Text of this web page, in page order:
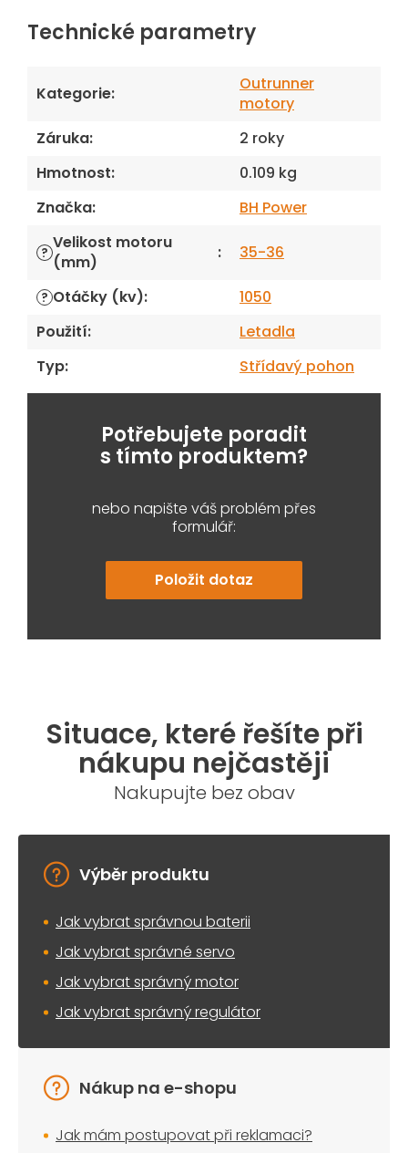
Technické parametry
Kategorie:
Outrunner
motory
Záruka:
2 roky
Hmotnost:
0.109 kg
Značka: BH Power
? Velikost motoru
(mm)
: 35-36
? Otáčky (kv):
1050
Použití:
Letadla
Typ: Střídavý pohon
Potřebujete poradit
s tímto produktem?
nebo napište váš problém přes
formulář:
Položit dotaz
Situace, které řešíte při
nákupu nejčastěji
Nakupujte bez obav
Výběr produktu
Jak vybrat správnou baterii
Jak vybrat správné servo
Jak vybrat správný motor
Jak vybrat správný regulátor
Nákup na e-shopu
Jak mám postupovat při reklamaci?